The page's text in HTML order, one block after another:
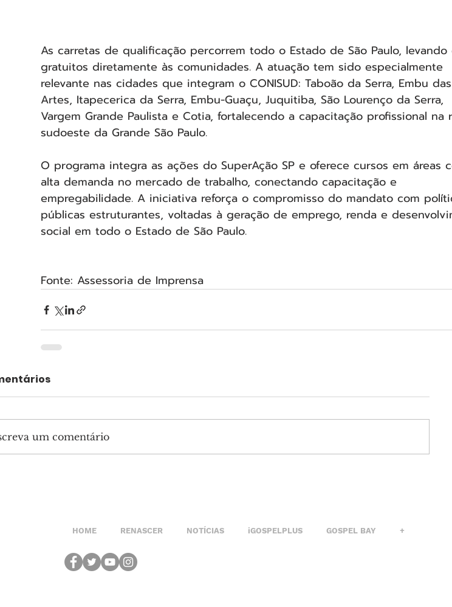
As carretas de qualificação percorrem todo o Estado de São Paulo, levando
gratuitos diretamente às comunidades. A atuação tem sido especialmente
relevante nas cidades que integram o CONISUD: Taboão da Serra, Embu das
Artes, Itapecerica da Serra, Embu-Guaçu, Juquitiba, São Lourenço da Serra,
Vargem Grande Paulista e Cotia, fortalecendo a capacitação profissional na
sudoeste da Grande São Paulo.
O programa integra as ações do SuperAção SP e oferece cursos em áreas
alta demanda no mercado de trabalho, conectando capacitação e
empregabilidade. A iniciativa reforça o compromisso do mandato com
públicas estruturantes, voltadas à geração de emprego, renda e
social em todo o Estado de São Paulo.
Fonte: Assessoria de Imprensa
um comentário
HOME RENASCER NOTÍCIAS iGOSPELPLUS GOSPEL BAY +